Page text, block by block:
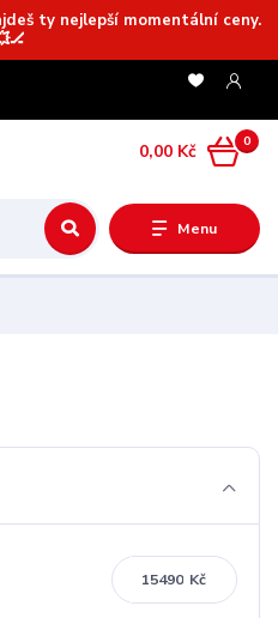
ty nejlepší momentální ceny.
Menu
0
0,00 Kč
Kč